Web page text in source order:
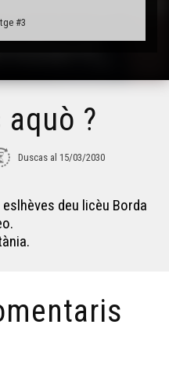
#3
#1
aquò ?
Duscas al 15/03/2030
deu licèu Borda